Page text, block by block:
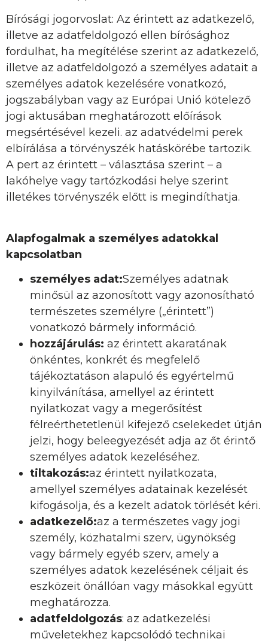
Bírósági jogorvoslat: Az érintett az adatkezelő,
illetve az adatfeldolgozó ellen bírósághoz
fordulhat, ha megítélése szerint az adatkezelő,
illetve az adatfeldolgozó a személyes adatait a
személyes adatok kezelésére vonatkozó,
jogszabályban vagy az Európai Unió kötelező
jogi aktusában meghatározott előírások
megsértésével kezeli. az adatvédelmi perek
elbírálása a törvényszék hatáskörébe tartozik.
A pert az érintett – választása szerint – a
lakóhelye vagy tartózkodási helye szerint
illetékes törvényszék előtt is megindíthatja.
Alapfogalmak a személyes adatokkal
kapcsolatban
személyes adat:Személyes adatnak
minősül az azonosított vagy azonosítható
természetes személyre („érintett”)
vonatkozó bármely információ.
hozzájárulás: az érintett akaratának
önkéntes, konkrét és megfelelő
tájékoztatáson alapuló és egyértelmű
kinyilvánítása, amellyel az érintett
nyilatkozat vagy a megerősítést
félreérthetetlenül kifejező cselekedet útján
jelzi, hogy beleegyezését adja az őt érintő
személyes adatok kezeléséhez.
tiltakozás:az érintett nyilatkozata,
amellyel személyes adatainak kezelését
kifogásolja, és a kezelt adatok törlését kéri.
adatkezelő:az a természetes vagy jogi
személy, közhatalmi szerv, ügynökség
vagy bármely egyéb szerv, amely a
személyes adatok kezelésének céljait és
eszközeit önállóan vagy másokkal együtt
meghatározza.
adatfeldolgozás: az adatkezelési
műveletekhez kapcsolódó technikai